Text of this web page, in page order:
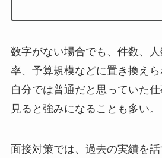
数字がない場合でも、件数、
率、予算規模などに置き換えら
自分では普通だと思っていた
見ると強みになることも多い。
面接対策では、過去の実績を